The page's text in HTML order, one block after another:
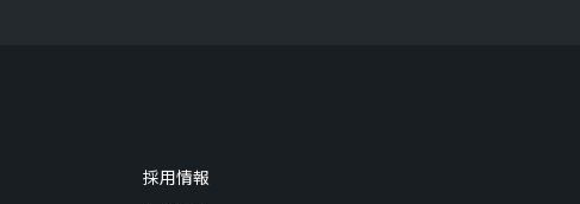
採用情報